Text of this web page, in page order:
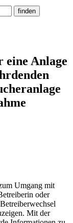
finden
eine Anlage
Umgang mit
oder
Mit der